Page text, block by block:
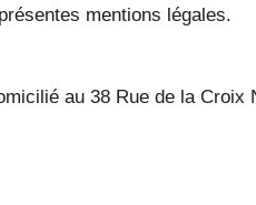
mentions légales.
au 38 Rue de la Croix